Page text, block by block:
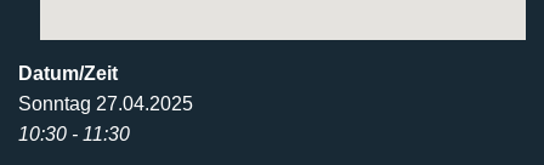
Datum/Zeit
Sonntag 27.04.2025
10:30 - 11:30